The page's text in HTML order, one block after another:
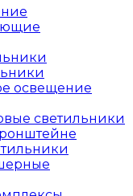
освещение
светильники